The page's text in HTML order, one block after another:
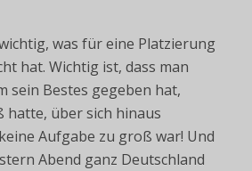
was für eine Platzierung
hat. Wichtig ist, dass man
sein Bestes gegeben hat,
hatte, über sich hinaus
Aufgabe zu groß war! Und
Abend ganz Deutschland